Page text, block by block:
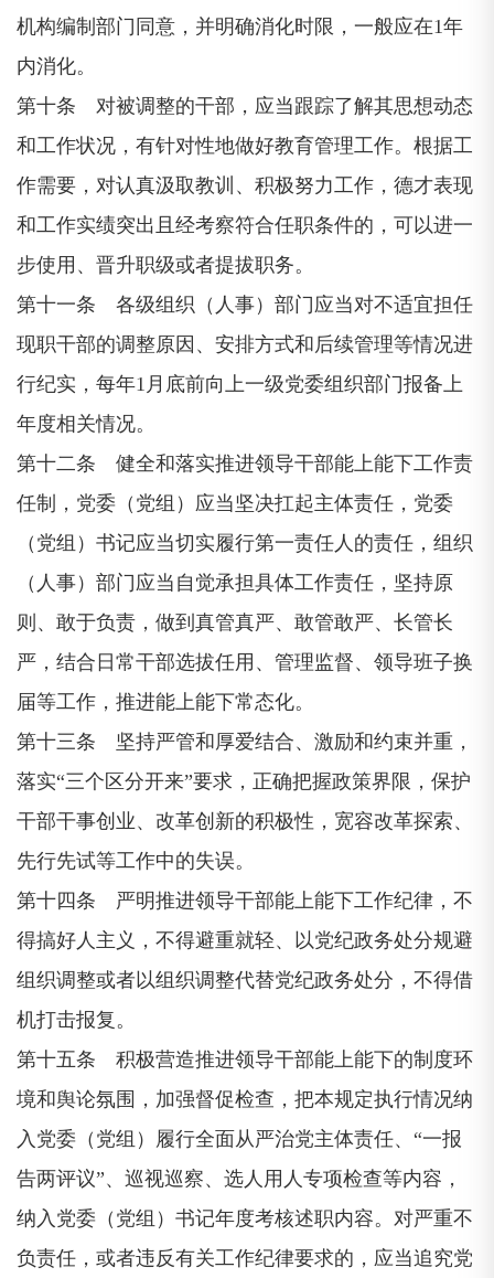
机构编制部门同意，并明确消化时限，一般应在1年
内消化。
第十条 对被调整的干部，应当跟踪了解其思想动态
和工作状况，有针对性地做好教育管理工作。根据工
作需要，对认真汲取教训、积极努力工作，德才表现
和工作实绩突出且经考察符合任职条件的，可以进一
步使用、晋升职级或者提拔职务。
第十一条 各级组织（人事）部门应当对不适宜担任
现职干部的调整原因、安排方式和后续管理等情况进
行纪实，每年1月底前向上一级党委组织部门报备上
年度相关情况。
第十二条 健全和落实推进领导干部能上能下工作责
任制，党委（党组）应当坚决扛起主体责任，党委
（党组）书记应当切实履行第一责任人的责任，组织
（人事）部门应当自觉承担具体工作责任，坚持原
则、敢于负责，做到真管真严、敢管敢严、长管长
严，结合日常干部选拔任用、管理监督、领导班子换
届等工作，推进能上能下常态化。
第十三条 坚持严管和厚爱结合、激励和约束并重，
落实“三个区分开来”要求，正确把握政策界限，保护
干部干事创业、改革创新的积极性，宽容改革探索、
先行先试等工作中的失误。
第十四条 严明推进领导干部能上能下工作纪律，不
得搞好人主义，不得避重就轻、以党纪政务处分规避
组织调整或者以组织调整代替党纪政务处分，不得借
机打击报复。
第十五条 积极营造推进领导干部能上能下的制度环
境和舆论氛围，加强督促检查，把本规定执行情况纳
入党委（党组）履行全面从严治党主体责任、“一报
告两评议”、巡视巡察、选人用人专项检查等内容，
纳入党委（党组）书记年度考核述职内容。对严重不
负责任，或者违反有关工作纪律要求的，应当追究党